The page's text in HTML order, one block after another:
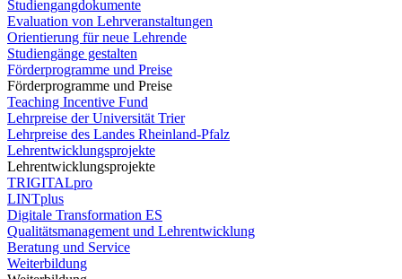
Studiengangdokumente
Evaluation von Lehrveranstaltungen
Orientierung für neue Lehrende
Studiengänge gestalten
Förderprogramme und Preise
Förderprogramme und Preise
Teaching Incentive Fund
Lehrpreise der Universität Trier
Lehrpreise des Landes Rheinland-Pfalz
Lehrentwicklungsprojekte
Lehrentwicklungsprojekte
TRIGITALpro
LINTplus
Digitale Transformation ES
Qualitätsmanagement und Lehrentwicklung
Beratung und Service
Weiterbildung